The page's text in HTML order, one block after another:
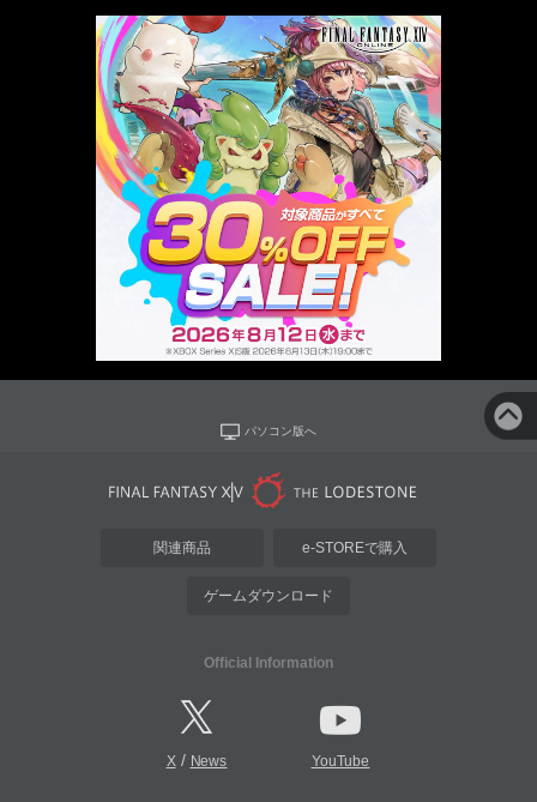
パソコン版へ
関連商品 e-STOREで購入
ゲームダウンロード
Official Information
X/ News YouTube